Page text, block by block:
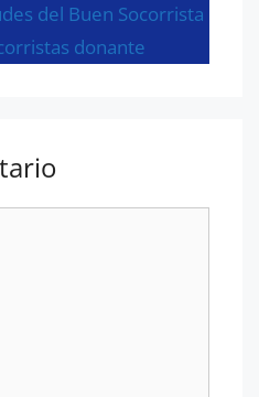
del Buen Socorrista
donante